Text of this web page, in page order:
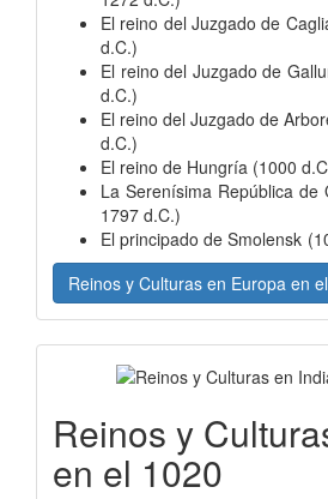
El reino del Juzgado de
d.C.)
El reino del Juzgado de
d.C.)
El reino del Juzgado de
d.C.)
El reino de Hungría (1000
La Serenísima República de
1797 d.C.)
El principado de Smolensk
Reinos y Culturas en Europa en
Reinos y
en el 1020